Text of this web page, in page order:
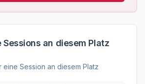
Sessions an diesem Platz
eine Session an diesem Platz